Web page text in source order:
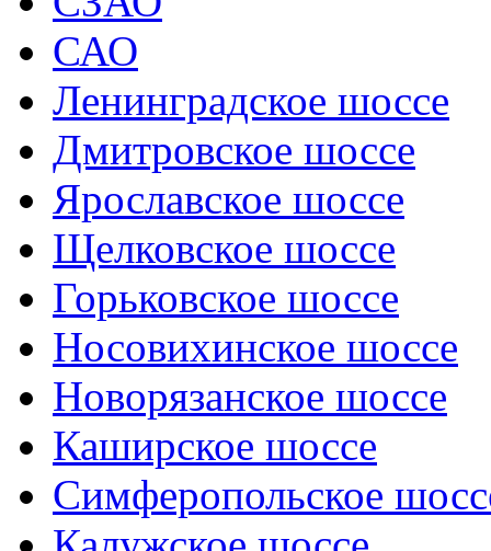
САО
Ленинградское шоссе
Дмитровское шоссе
Ярославское шоссе
Щелковское шоссе
Горьковское шоссе
Носовихинское шоссе
Новорязанское шоссе
Каширское шоссе
Симферопольское